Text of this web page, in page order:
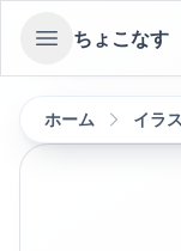
Open sidebar
ちょこなす
ホーム イラ